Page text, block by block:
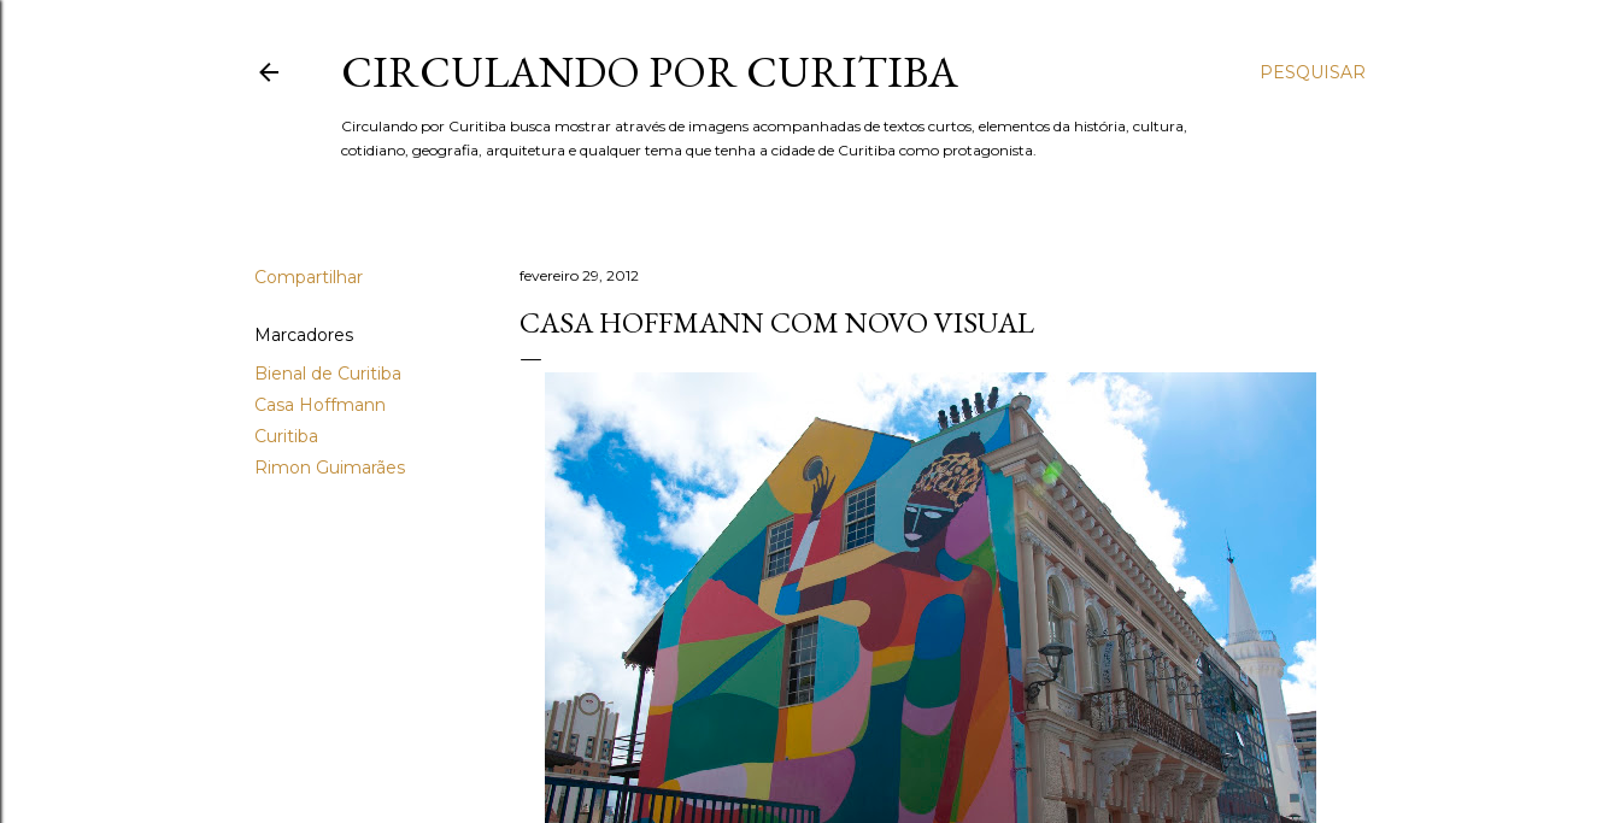
PESQUISAR
CIRCULANDO POR CURITIBA
Circulando por Curitiba busca mostrar através de imagens acompanhadas de textos curtos, elementos da história, cultura,
cotidiano, geografia, arquitetura e qualquer tema que tenha a cidade de Curitiba como protagonista.
Compartilhar
Marcadores
Bienal de Curitiba
Casa Hoffmann
Curitiba
Rimon Guimarães
fevereiro 29, 2012
CASA HOFFMANN COM NOVO VISUAL